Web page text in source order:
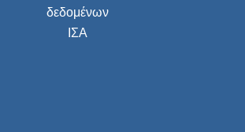
δεδομένων
ΙΣΑ